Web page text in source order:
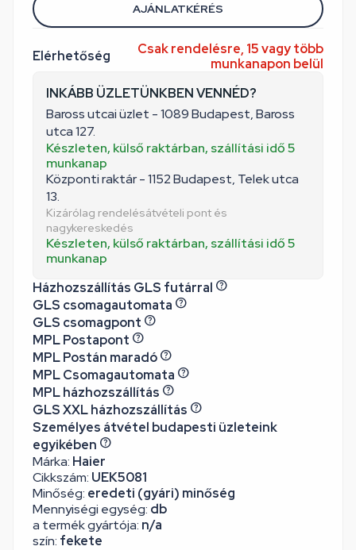
Márka: Haier
Cikkszám: UEK5081
Minőség: eredeti (gyári) minőség
Mennyiségi egység: db
Elérhetőség
Csak rendelésre, 15 vagy több
munkanapon belül
INKÁBB ÜZLETÜNKBEN VENNÉD?
Baross utcai üzlet - 1089 Budapest, Baross
utca 127.
Készleten, külső raktárban, szállítási idő 5
munkanap
Központi raktár - 1152 Budapest, Telek utca
13.
Kizárólag rendelésátvételi pont és
nagykereskedés
Készleten, külső raktárban, szállítási idő 5
munkanap
Házhozszállítás GLS futárral
GLS csomagautomata
GLS csomagpont
MPL Postapont
MPL Postán maradó
MPL Csomagautomata
MPL házhozszállítás
GLS XXL házhozszállítás
Személyes átvétel budapesti üzleteink
egyikében
a termék gyártója: n/a
szín: fekete
AJÁNLATKÉRÉS